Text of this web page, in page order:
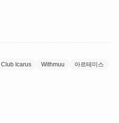
Club Icarus Withmuu 아르테미스